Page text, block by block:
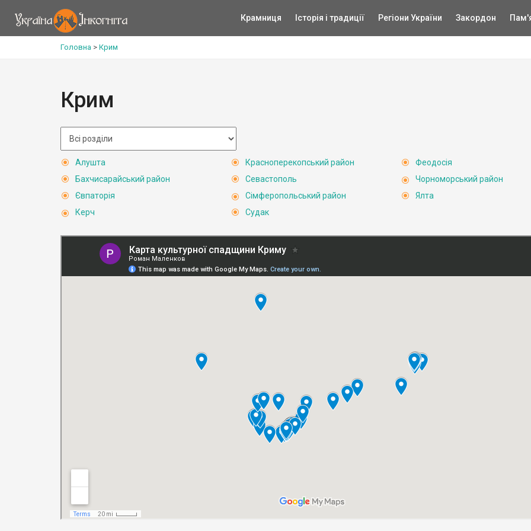
Крамниця Історія і традиції Регіони України Закордон
Головна > Крим
Крим
Алушта
Бахчисарайський район
Євпаторія
Керч
Красноперекопський район
Севастополь
Сімферопольський район
Судак
Феодосія
Чорноморський район
Ялта